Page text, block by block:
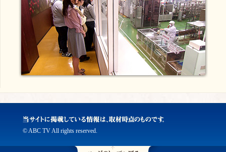
© ABC TV All rights reserved.